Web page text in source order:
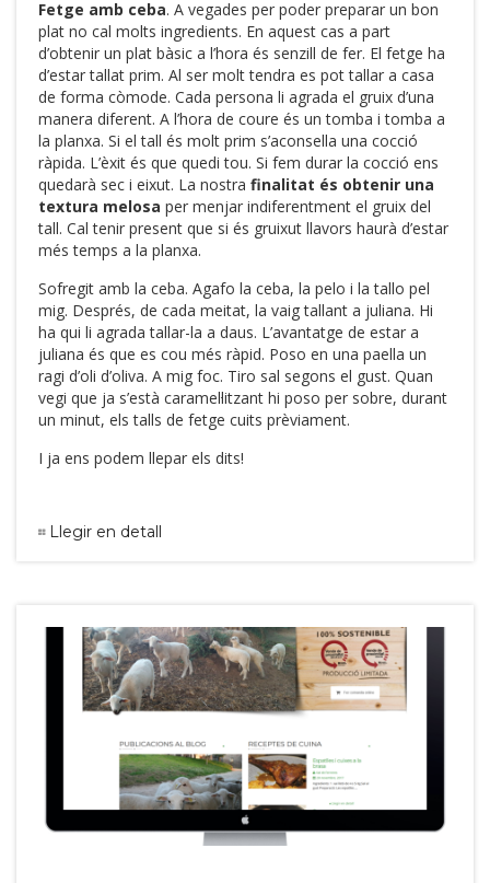
Fetge amb ceba. A vegades per poder preparar un bon
plat no cal molts ingredients. En aquest cas a part
d’obtenir un plat bàsic a l’hora és senzill de fer. El fetge ha
d’estar tallat prim. Al ser molt tendra es pot tallar a casa
de forma còmode. Cada persona li agrada el gruix d’una
manera diferent. A l’hora de coure és un tomba i tomba a
la planxa. Si el tall és molt prim s’aconsella una cocció
ràpida. L’èxit és que quedi tou. Si fem durar la cocció ens
quedarà sec i eixut. La nostra finalitat és obtenir una
textura melosa per menjar indiferentment el gruix del
tall. Cal tenir present que si és gruixut llavors haurà d’estar
més temps a la planxa.
Sofregit amb la ceba. Agafo la ceba, la pelo i la tallo pel
mig. Després, de cada meitat, la vaig tallant a juliana. Hi
ha qui li agrada tallar-la a daus. L’avantatge de estar a
juliana és que es cou més ràpid. Poso en una paella un
ragi d’oli d’oliva. A mig foc. Tiro sal segons el gust. Quan
vegi que ja s’està caramel·litzant hi poso per sobre, durant
un minut, els talls de fetge cuits prèviament.
I ja ens podem llepar els dits!
Llegir en detall